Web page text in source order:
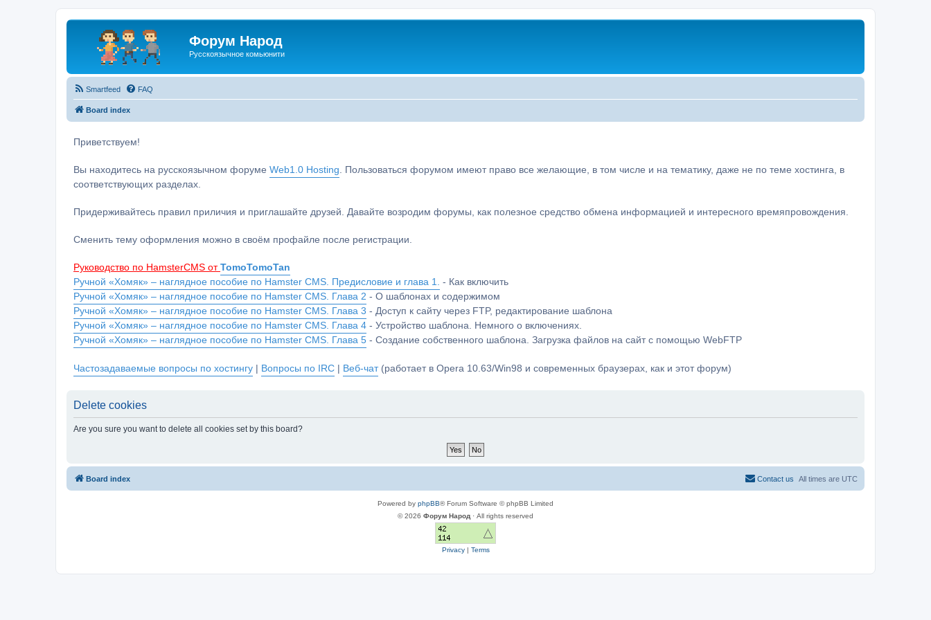
Форум Народ
Русскоязычное комьюнити
Smartfeed FAQ
Board index
Приветствуем!
Вы находитесь на русскоязычном форуме Web1.0 Hosting . Пользоваться форумом имеют право все желающие, в том числе и на тематику, даже не по теме хостинга, в
соответствующих разделах.
Придерживайтесь правил приличия и приглашайте друзей. Давайте возродим форумы, как полезное средство обмена информацией и интересного времяпровождения.
Сменить тему оформления можно в своём профайле после регистрации.
Руководство по HamsterCMS от TomoTomoTan
Ручной «Хомяк» – наглядное пособие по Hamster CMS. Предисловие и глава 1.
- Как включить
Ручной «Хомяк» – наглядное пособие по Hamster CMS. Глава 2 - О шаблонах и содержимом
Ручной «Хомяк» – наглядное пособие по Hamster CMS. Глава 3 - Доступ к сайту через FTP, редактирование шаблона
Ручной «Хомяк» – наглядное пособие по Hamster CMS. Глава 4 - Устройство шаблона. Немного о включениях.
Ручной «Хомяк» – наглядное пособие по Hamster CMS. Глава 5 - Создание собственного шаблона. Загрузка файлов на сайт с помощью WebFTP
Частозадаваемые вопросы по хостингу | Вопросы по IRC | Веб-чат(работает в Opera 10.63/Win98 и современных браузерах, как и этот форум)
Delete cookies
Are you sure you want to delete all cookies set by this board?
Board index All times are UTC
Contact us
Powered by phpBB® Forum Software © phpBB Limited
© 2026 Форум Народ · All rights reserved
Privacy| Terms